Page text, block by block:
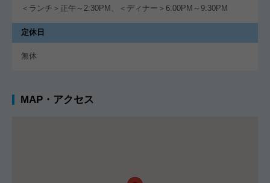
＜ランチ＞正午～2:30PM、＜ディナー＞6:00PM～9:30PM
定休日
無休
MAP・アクセス